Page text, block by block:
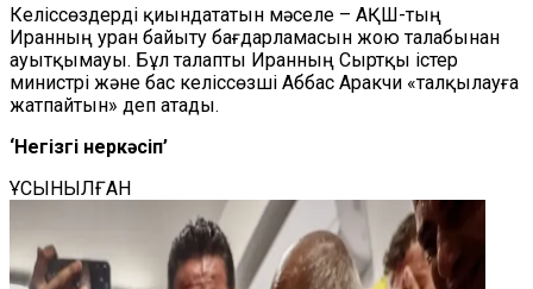
Келіссөздерді қиындататын мәселе – АҚШ-тың
Иранның уран байыту бағдарламасын жою талабынан
ауытқымауы. Бұл талапты Иранның Сыртқы істер
министрі және бас келіссөзші Аббас Аракчи «талқылауға
жатпайтын» деп атады.
‘Негізгі өнеркәсіп’
ҰСЫНЫЛҒАН